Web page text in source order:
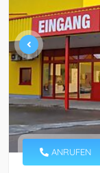
ANRUFEN